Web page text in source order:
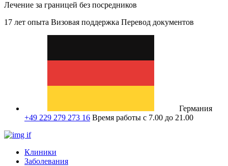
Лечение за границей без посредников
17 лет опыта Визовая поддержка Перевод документов
Германия
+49 229 279 273 16 Время работы с 7.00 до 21.00
Клиники
Заболевания